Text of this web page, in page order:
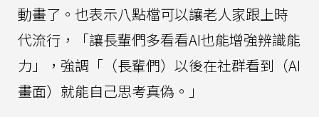
動畫了。也表示八點檔可以讓老人家跟上時
代流行，「讓長輩們多看看AI也能增強辨識能
力」，強調「（長輩們）以後在社群看到（AI
畫面）就能自己思考真偽。」